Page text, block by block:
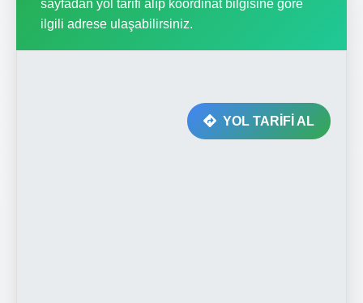
sayfadan yol tarifi alıp koordinat bilgisine göre
ilgili adrese ulaşabilirsiniz.
YOL TARİFİ AL